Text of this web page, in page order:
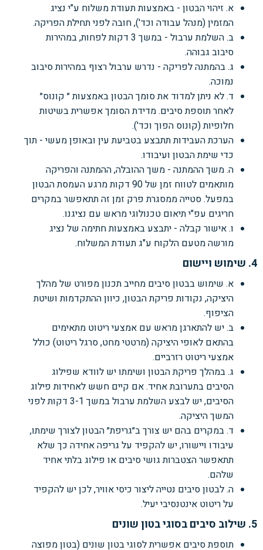
א. זיהוי הבטון - באמצעות תעודת משלוח ע"י נציג
המזמין (מנהל עבודה וכד'), חובה לפני תחילת הפריקה.
ב. השלמת ערבול - במשך 3 דקות לפחות, במהירות
סיבוב גבוהה.
ג. בהמתנה לפריקה - נדרש ערבול רצוף במהירות סיבוב
נמוכה.
ד. לא ניתן למדוד את סומך הבטון באמצעות ״ קונוס״
לאחר תוספת סיבים. מדידת הסומך אפשרית בשיטות
חלופיות (קונוס הפוך וכד').
הערכת העבידות תתבצע בטביעת עין ובאופן מעשי - תוך
כדי שימת הבטון ועיבודו.
ה. משך ההמתנה - משך ההובלה, ההמתנה והפריקה
מותאמים לטווח זמן של 90 דקות מרגע העמסת הבטון
במפעל. סטייה ממסגרת פרק זמן זה תתאפשר במקרים
חריגים עפ"י תיאום טכנולוגי מראש עם נציגנו.
ו. אישור קבלה - יתבצע באמצעות חתימה של נציג
מורשה מטעם הלקוח ע"ג תעודת המשלוח.
4. שימוש ויישום
א. שימוש בבטון סיבים מחייב תכנון מפורט של מהלך
היציקה, נקודות פריקת הבטון, כיוון ההתקדמות ושיטת
הציפוף.
ב. יש להתארגן מראש עם אמצעי ריטוט מתאימים
בהתאם לאופי היציקה (מרטטי מחט, סרגל ריטוט) כולל
אמצעי ריטוט רזרביים.
ג. במהלך פריקת הבטון ושימתו יש לוודא שפילוג
הסיבים בתערובת אחיד. אם קיים חשש לאחידות פילוג
הסיבים, יש לבצע השלמת ערבול במשך 3-1 דקות לפני
המשך היציקה.
ד. במקרים בהם יש צורך ב״גריפת״ הבטון לצורך שימתו,
עיבודו ויישורו, יש להקפיד על גריפה אחידה כך שלא
תתאפשר הצטברות גושי סיבים או פילוג בלתי אחיד
שלהם.
ה. לבטון סיבים נטייה ליצור כיסי אוויר, לכן יש להקפיד
על ריטוט אינטנסיבי יעיל.
5. שילוב סיבים בסוגי בטון שונים
תוספת סיבים אפשרית לסוגי בטון שונים (בטון מפוצה